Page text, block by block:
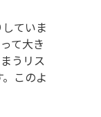
ていま
て大き
うリス
このよ